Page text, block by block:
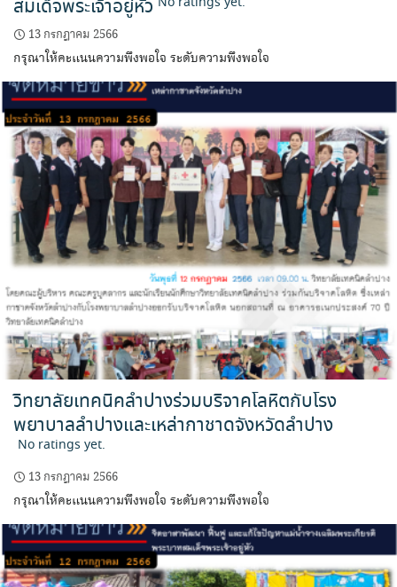
สมเด็จพระเจ้าอยู่หัว
13 กรกฎาคม 2566
กรุณาให้คะแนนความพึงพอใจ ระดับความพึงพอใจ
วิทยาลัยเทคนิคลำปางร่วมบริจาคโลหิตกับโรง
พยาบาลลำปางและเหล่ากาชาดจังหวัดลำปาง
No ratings yet.
13 กรกฎาคม 2566
กรุณาให้คะแนนความพึงพอใจ ระดับความพึงพอใจ